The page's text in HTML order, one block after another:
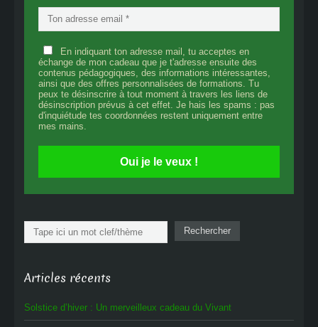
En indiquant ton adresse mail, tu acceptes en
échange de mon cadeau que je t'adresse ensuite des
contenus pédagogiques, des informations intéressantes,
ainsi que des offres personnalisées de formations. Tu
peux te désinscrire à tout moment à travers les liens de
désinscription prévus à cet effet. Je hais les spams : pas
d'inquiétude tes coordonnées restent uniquement entre
mes mains.
Oui je le veux !
Rechercher Rechercher
Articles récents
Solstice d’hiver : Un merveilleux cadeau du Vivant